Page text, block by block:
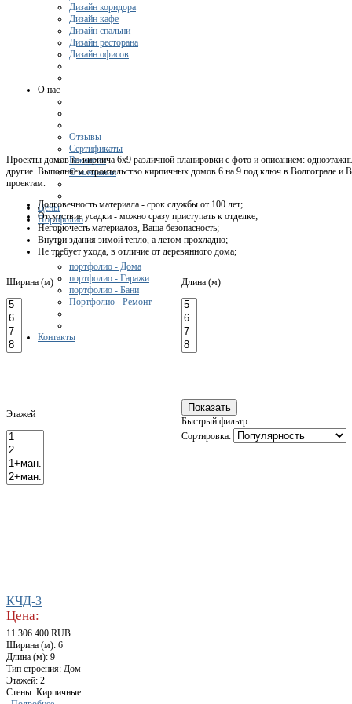
Дизайн коридора
Дизайн кафе
Дизайн спальни
Дизайн ресторана
Дизайн офисов
О нас
Отзывы
Сертификаты
Вакансии
О компании
Цены
Портфолио
портфолио - Дома
портфолио - Гаражи
портфолио - Бани
Портфолио - Ремонт
Контакты
Проекты домов из кирпича 6х9 различной планировки с фото и описанием:
другие. Выполняем строительство кирпичных домов 6 на 9 под ключ в Волгограде и
проектам.
Долговечность материала - срок службы от 100 лет;
Отсутствие усадки - можно сразу приступать к отделке;
Негорючесть материалов, Ваша безопасность;
Внутри здания зимой тепло, а летом прохладно;
Не требует ухода, в отличие от деревянного дома;
Ширина (м) Длина (м)
Этажей
Быстрый фильтр:
Сортировка:
КЧД-3
Цена:
11 306 400 RUB
Ширина (м): 6
Длина (м): 9
Тип строения: Дом
Этажей: 2
Стены: Кирпичные